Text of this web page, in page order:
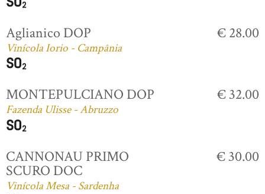
Aglianico DOP
Vinícola Iorio - Campânia
€ 28.00
MONTEPULCIANO DOP
Fazenda Ulisse - Abruzzo
€ 32.00
CANNONAU PRIMO
SCURO DOC
Vinícola Mesa - Sardenha
€ 30.00